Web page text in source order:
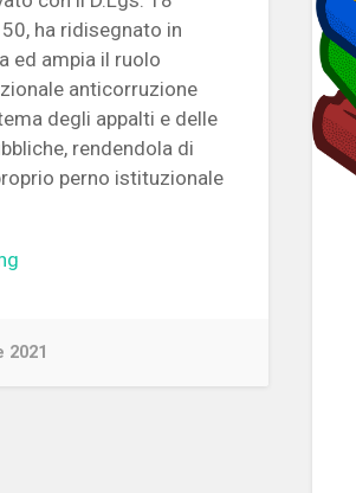
ha ridisegnato in
ed ampia il ruolo
anticorruzione
degli appalti e delle
rendendola di
perno istituzionale
2021